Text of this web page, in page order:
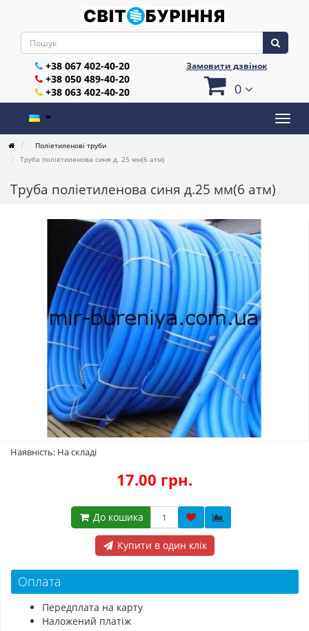
+38 067 402-40-20
+38 050 489-40-20
+38 063 402-40-20
Замовити дзвінок
0
Поліетиленові труби
Труба поліетиленова синя д. 25 мм(6 атм)
Труба поліетиленова синя д.25 мм(6 атм)
Наявність: На складі
17.00 грн.
До кошика
Купити в один клік
Оплата
Передплата на карту
Наложений платіж